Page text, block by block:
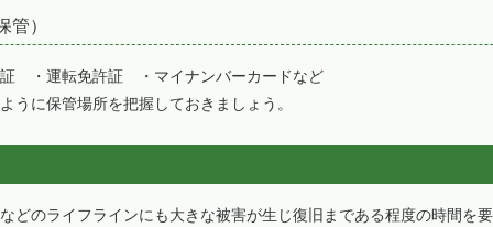
管）
・運転免許証 ・マイナンバーカードなど
に保管場所を把握しておきましょう。
のライフラインにも大きな被害が生じ復旧まである程度の時間を